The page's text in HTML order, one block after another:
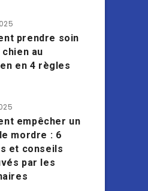
prendre soin
au
en 4 règles
empêcher un
mordre : 6
et conseils
par les